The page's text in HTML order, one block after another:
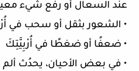
عند السعال أو رفع شيء
• الشعور بثقل أو سحب في
• ضعفًا أو ضغطًا في أُرْبِيَّتِكَ
• في بعض الأحيان، يحدُث ألم